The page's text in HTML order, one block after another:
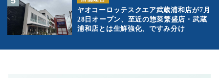
ヤオコーロッテスクエア武蔵浦和店が7月
28日オープン、至近の惣菜繁盛店・武蔵
浦和店とは生鮮強化、ですみ分け